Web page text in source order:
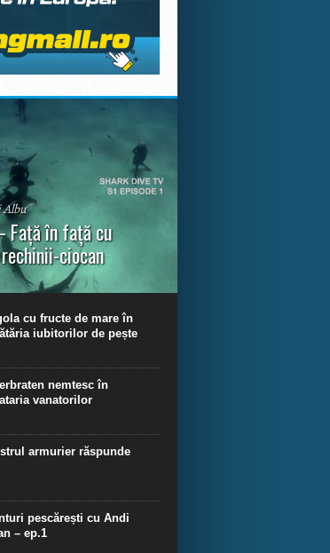
Albu
Față în față cu
ciocan
Dive TV, telespectatorii
cu rechini.
cu fructe de mare în
iubitorilor de pește
nemtesc în
vanatorilor
armurier răspunde
pescărești cu Andi
– ep.1